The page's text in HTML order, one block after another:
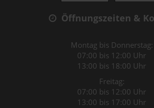
Öffnungszeiten &
Montag bis Donnerstag:
07:00 bis 12:00 Uhr
13:00 bis 18:00 Uhr
Freitag:
07:00 bis 12:00 Uhr
13:00 bis 17:00 Uhr